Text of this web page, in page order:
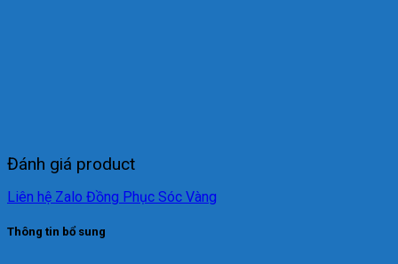
Đánh giá product
Liên hệ Zalo Đồng Phục Sóc Vàng
Thông tin bổ sung